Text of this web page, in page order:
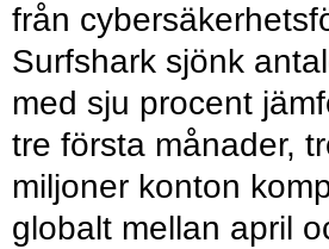
från
Surfshark sjönk
med sju procent
tre första månader,
miljoner konton
globalt mellan april